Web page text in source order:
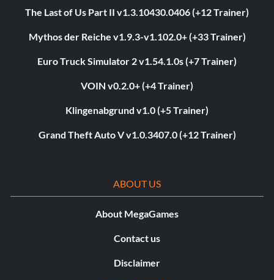
The Last of Us Part II v1.3.10430.0406 (+12 Trainer)
Mythos der Reiche v1.9.3-v1.102.0+ (+33 Trainer)
Euro Truck Simulator 2 v1.54.1.0s (+7 Trainer)
VOIN v0.2.0+ (+4 Trainer)
Klingenabgrund v1.0 (+5 Trainer)
Grand Theft Auto V v1.0.3407.0 (+12 Trainer)
ABOUT US
About MegaGames
Contact us
Disclaimer